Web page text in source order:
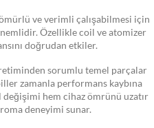
ve verimli çalışabilmesi için
Özellikle coil ve atomizer
doğrudan etkiler.
sorumlu temel parçalar
zamanla performans kaybına
hem cihaz ömrünü uzatır
deneyimi sunar.